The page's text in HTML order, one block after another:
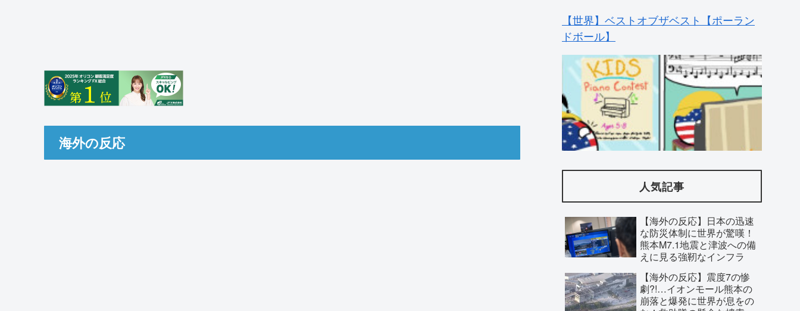
海外の反応
海外「さすが日本！」日本とドイツの仕
事効率の差が分かる数字に海外が大騒ぎ
人気記事
【海外の反応】日本の迅速
な防災体制に世界が驚嘆！
えに見る強靭なインフラ
【海外の反応】震度7の惨
劇?!…イオンモール熊本の
む！救助隊の懸命な捜索に
寄せられた祈り
【海外の反応】日本の高校